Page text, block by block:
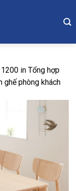
in Tổng hợp
ghế phòng khách